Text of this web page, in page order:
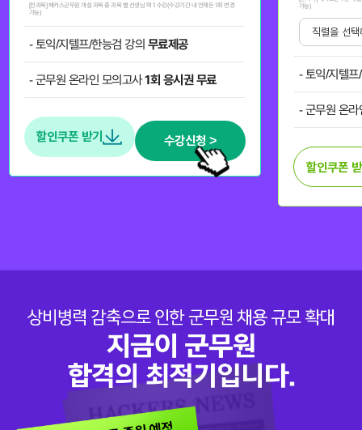
[전과목] 해커스군무원 개설 과목 중 과목 별 선생님 택 1 수강(수강기간 내 언제든 1회 변경
가능)
- 토익/지텔프/한능검 강의무료제공
- 군무원 온라인 모의고사1회 응시권 무료
할인쿠폰 받기 수강신청 >
가능)
- 토익/지텔
- 군무원 온
할인쿠폰